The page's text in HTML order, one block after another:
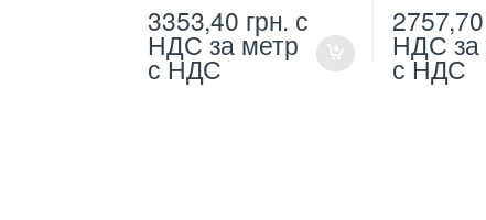
3353,40 грн. с
НДС за метр
с НДС
2757,70
НДС
с НДС